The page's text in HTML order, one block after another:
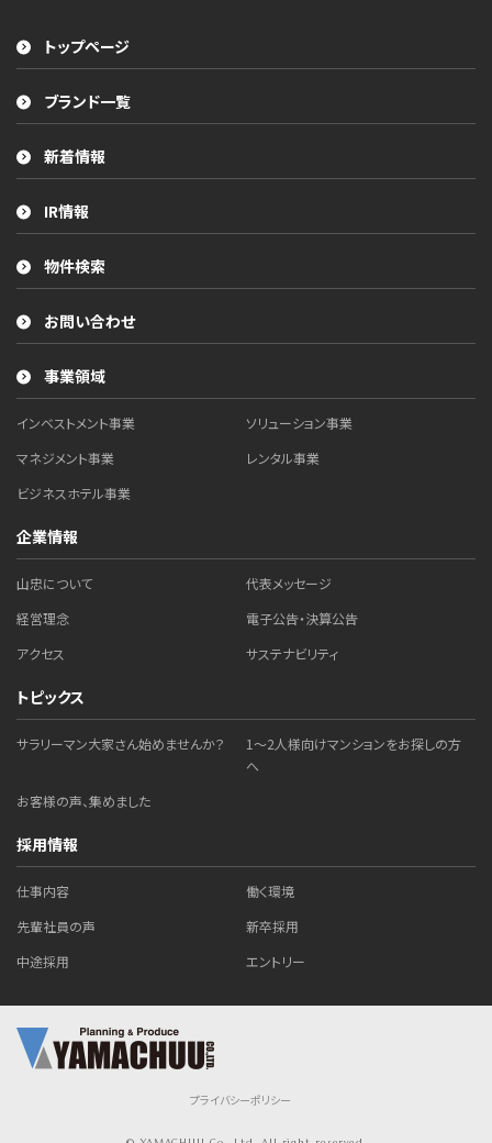
トップページ
ブランド一覧
新着情報
IR情報
物件検索
お問い合わせ
事業領域
インベストメント事業
ソリューション事業
マネジメント事業
レンタル事業
ビジネスホテル事業
企業情報
山忠について
代表メッセージ
経営理念
電子公告・決算公告
アクセス
サステナビリティ
トピックス
サラリーマン大家さん始めませんか？
1～2人様向けマンションをお探しの方
へ
お客様の声、集めました
採用情報
仕事内容
働く環境
先輩社員の声
新卒採用
中途採用
エントリー
プライバシーポリシー